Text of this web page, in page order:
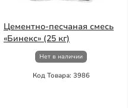
Цементно-песчаная смесь
«Бинекс» (25 кг)
Нет в наличии
Код Товара: 3986